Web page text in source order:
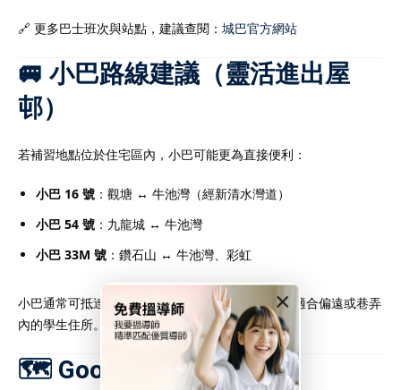
×
🔗 更多巴士班次與站點，建議查閱： 城巴官方網站
🚐 小巴路線建議（靈活進出屋
邨）
若補習地點位於住宅區內，小巴可能更為直接便利：
小巴 16 號 ：觀塘 ↔ 牛池灣（經新清水灣道）
小巴 54 號 ：九龍城 ↔ 牛池灣
小巴 33M 號 ：鑽石山 ↔ 牛池灣、彩虹
小巴通常可抵達比港鐵或巴士更接近的教學地點，適合偏遠或巷弄
內的學生住所。
🗺️ Google 地圖導航建議